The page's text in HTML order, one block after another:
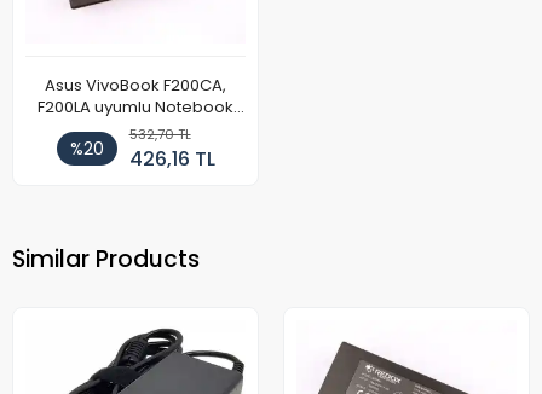
Asus VivoBook F200CA,
F200LA uyumlu Notebook
Adaptör
%20
532,70 TL
426,16 TL
Similar Products